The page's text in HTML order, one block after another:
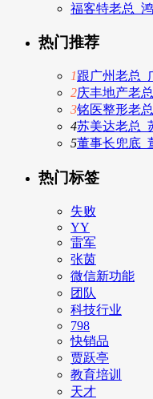
福客特老总_
热门推荐
1跟广州老总_
2庆丰地产老总
3铭医整形老总
4苏美达老总_
5董事长兜底_
热门标签
失败
YY
雷军
张茵
微信新功能
团队
科技行业
798
快销品
贾跃亭
教育培训
天才